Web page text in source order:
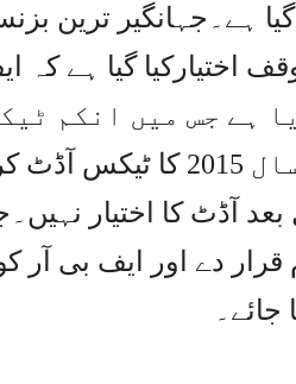
گیا ہے۔جہانگیر
ہے جس میں انکم
مانگا گیا ہے،سال
بعد آڈٹ کا اختیار
قرار دے اور ایف بی آر